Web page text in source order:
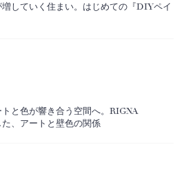
していく住まい。はじめての『DIYペイ
と色が響き合う空間へ。RIGNA
、アートと壁色の関係